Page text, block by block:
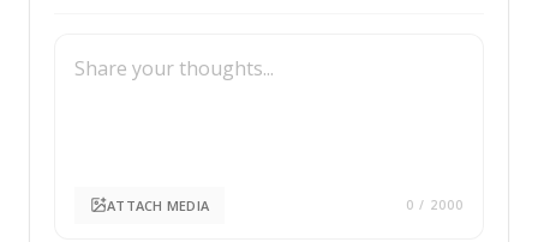
ATTACH MEDIA 0 / 2000